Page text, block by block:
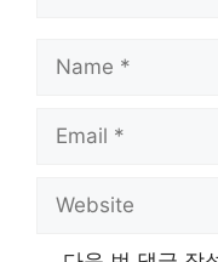
Name
Email
Website